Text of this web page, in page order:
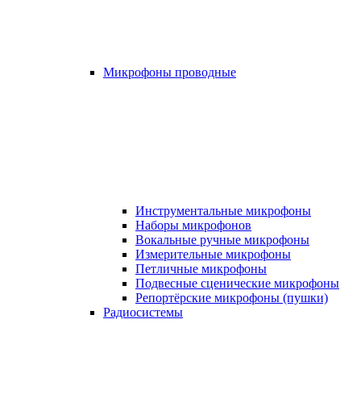
Микрофоны проводные
Инструментальные микрофоны
Наборы микрофонов
Вокальные ручные микрофоны
Измерительные микрофоны
Петличные микрофоны
Подвесные сценические микрофоны
Репортёрские микрофоны (пушки)
Радиосистемы